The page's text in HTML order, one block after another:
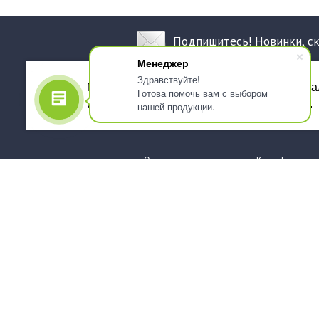
Менеджер
Здравствуйте!
Готова помочь вам с выбором
нашей продукции.
Подпишитесь! Новинки,
О компании
Как оформить
Мы используем файлы cookie, для
использованием сервиса Яндекс.Метрика.